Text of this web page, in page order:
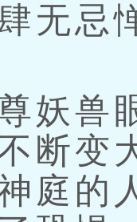
无忌
兽眼
断变
庭的